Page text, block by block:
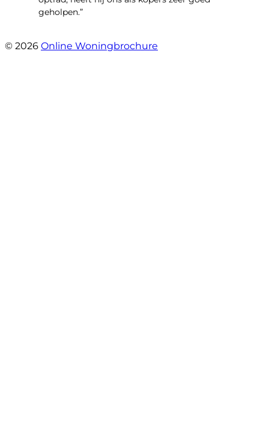
geholpen.”
© 2026 Online Woningbrochure